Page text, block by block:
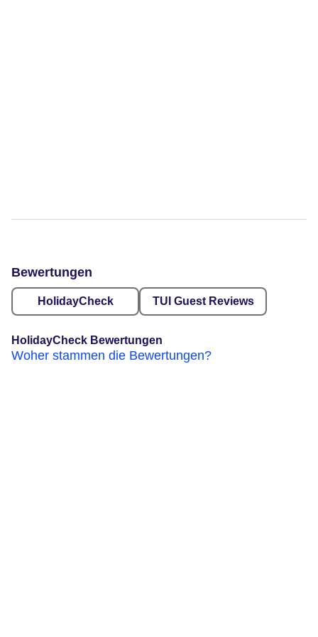
Bewertungen
HolidayCheck TUI Guest Reviews
HolidayCheck Bewertungen
Woher stammen die Bewertungen?